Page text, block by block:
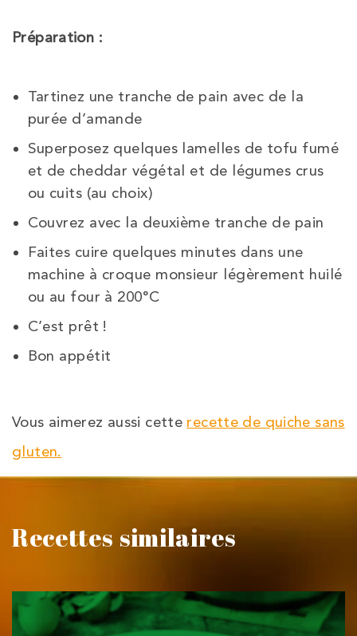
Préparation :
Tartinez une tranche de pain avec de la
purée d’amande
Superposez quelques lamelles de tofu fumé
et de cheddar végétal et de légumes crus
ou cuits (au choix)
Couvrez avec la deuxième tranche de pain
Faites cuire quelques minutes dans une
machine à croque monsieur légèrement huilé
ou au four à 200°C
C’est prêt !
Bon appétit
Vous aimerez aussi cette recette de quiche sans
gluten.
Recettes similaires